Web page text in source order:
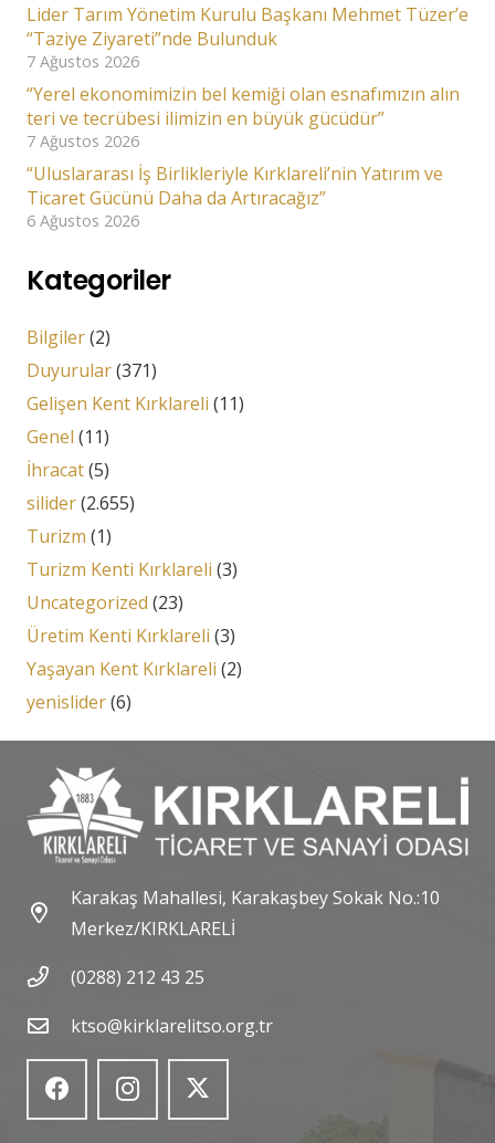
Lider Tarım Yönetim Kurulu Başkanı Mehmet Tüzer’e
“Taziye Ziyareti”nde Bulunduk
7 Ağustos 2026
“Yerel ekonomimizin bel kemiği olan esnafımızın alın
teri ve tecrübesi ilimizin en büyük gücüdür”
7 Ağustos 2026
“Uluslararası İş Birlikleriyle Kırklareli’nin Yatırım ve
Ticaret Gücünü Daha da Artıracağız”
6 Ağustos 2026
Kategoriler
Bilgiler(2)
Duyurular(371)
Gelişen Kent Kırklareli (11)
Genel (11)
İhracat(5)
silider(2.655)
Turizm (1)
Turizm Kenti Kırklareli (3)
Uncategorized (23)
Üretim Kenti Kırklareli (3)
Yaşayan Kent Kırklareli (2)
yenislider(6)
Karakaş Mahallesi, Karakaşbey Sokak No.:10
Merkez/KIRKLARELİ
(0288) 212 43 25
ktso@kirklarelitso.org.tr